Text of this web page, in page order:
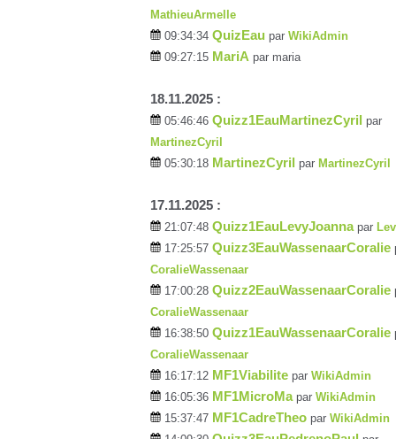
MathieuArmelle
09:34:34 QuizEau par WikiAdmin
09:27:15 MariA par maria
18.11.2025 :
05:46:46 Quizz1EauMartinezCyril par
MartinezCyril
05:30:18 MartinezCyril par MartinezCyril
17.11.2025 :
21:07:48 Quizz1EauLevyJoanna par
17:25:57 Quizz3EauWassenaarCoralie
CoralieWassenaar
17:00:28 Quizz2EauWassenaarCoralie
CoralieWassenaar
16:38:50 Quizz1EauWassenaarCoralie
CoralieWassenaar
16:17:12 MF1Viabilite par WikiAdmin
16:05:36 MF1MicroMa par WikiAdmin
15:37:47 MF1CadreTheo par WikiAdmin